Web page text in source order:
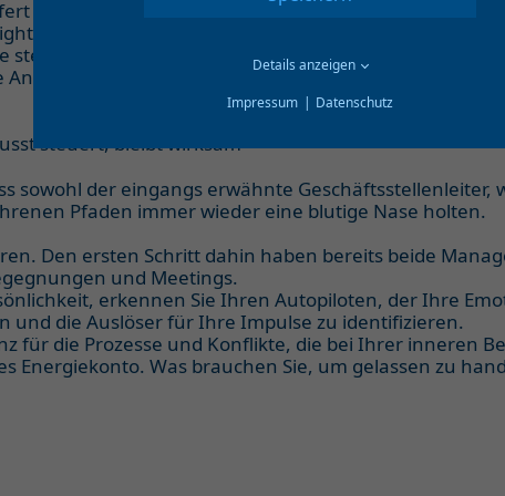
werden müssen, verengt sich der Blick, und die
mit ihren Teamleitern. Die Kommunikation wird
stehen im Mittelpunkt, Emotionen gehören nicht an
finden und der Vorstand den Hinweis
steuert, bleibt wirksam
sowohl der eingangs erwähnte Geschäftsstellenleiter,
Pfaden immer wieder eine blutige Nase holten.
Den ersten Schritt dahin haben bereits beide
und Meetings.
erkennen Sie Ihren Autopiloten, der Ihre
und die Auslöser für Ihre Impulse zu identifizieren.
für die Prozesse und Konflikte, die bei Ihrer inneren
Energiekonto. Was brauchen Sie, um gelassen zu
Details anzeigen
Impressum
Datenschutz